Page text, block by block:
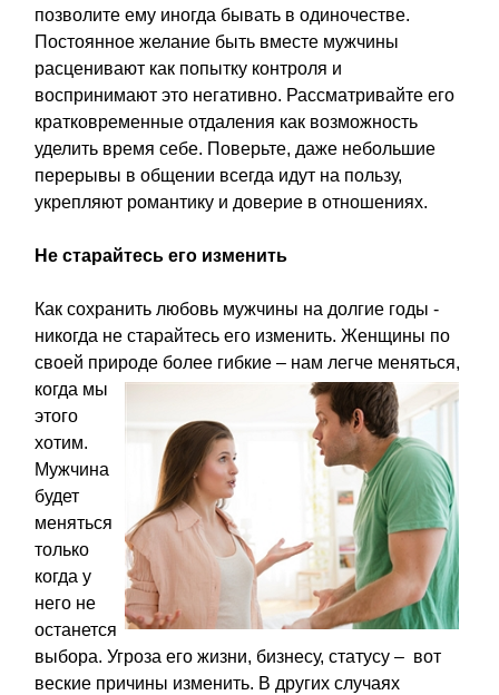
позволите ему иногда бывать в одиночестве.
Постоянное желание быть вместе мужчины
расценивают как попытку контроля и
воспринимают это негативно. Рассматривайте его
кратковременные отдаления как возможность
уделить время себе. Поверьте, даже небольшие
перерывы в общении всегда идут на пользу,
укрепляют романтику и доверие в отношениях.
Не старайтесь его изменить
Как сохранить любовь мужчины на долгие годы -
никогда не старайтесь его изменить. Женщины по
своей природе более гибкие – нам легче меняться,
когда мы
этого
хотим.
Мужчина
будет
меняться
только
когда у
него не
останется
выбора. Угроза его жизни, бизнесу, статусу – вот
веские причины изменить. В других случаях